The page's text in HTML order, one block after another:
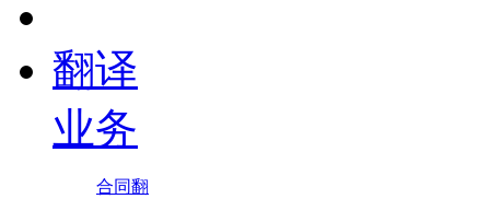
翻译
业务
合同翻